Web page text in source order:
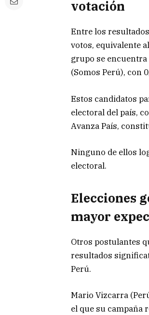
votación
Entre los
votos, equivalente
grupo se encuentra
(Somos Perú), con
Estos candidatos
electoral del país,
Avanza País,
Ninguno de ellos
electoral.
Elecciones
mayor
Otros postulantes
resultados
Perú.
Mario Vizcarra
el que su campaña